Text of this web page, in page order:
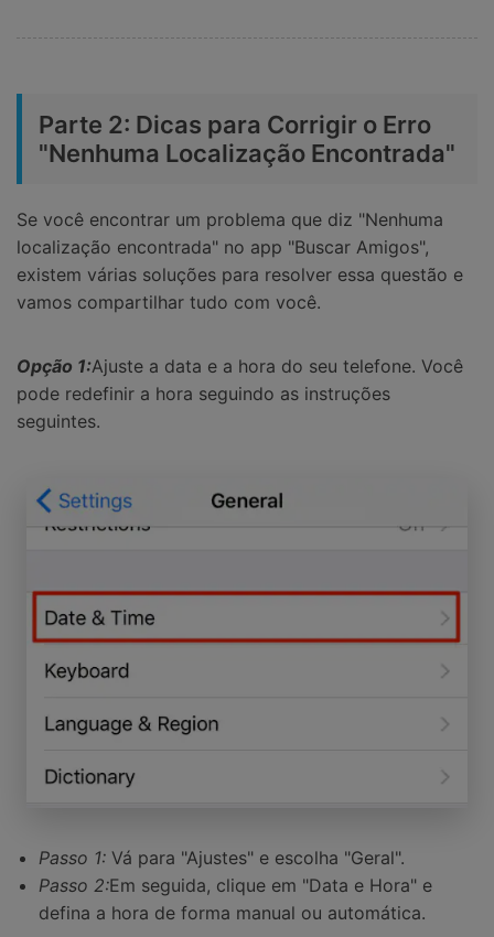
Parte 2: Dicas para Corrigir o Erro
"Nenhuma Localização Encontrada"
Se você encontrar um problema que diz "Nenhuma
localização encontrada" no app "Buscar Amigos",
existem várias soluções para resolver essa questão e
vamos compartilhar tudo com você.
Opção 1:Ajuste a data e a hora do seu telefone. Você
pode redefinir a hora seguindo as instruções
seguintes.
Passo 1: Vá para "Ajustes" e escolha "Geral".
Passo 2:Em seguida, clique em "Data e Hora" e
defina a hora de forma manual ou automática.